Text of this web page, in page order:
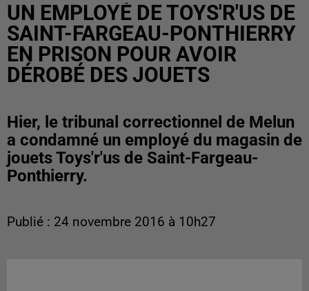
UN EMPLOYÉ DE TOYS'R'US DE
SAINT-FARGEAU-PONTHIERRY
EN PRISON POUR AVOIR
DÉROBÉ DES JOUETS
Hier, le tribunal correctionnel de Melun
a condamné un employé du magasin de
jouets Toys'r'us de Saint-Fargeau-
Ponthierry.
Publié : 24 novembre 2016 à 10h27